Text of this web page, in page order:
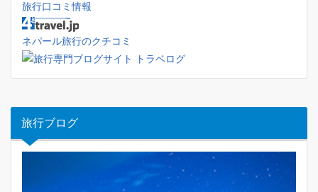
旅行口コミ情報
ネパール旅行のクチコミ
旅行ブログ